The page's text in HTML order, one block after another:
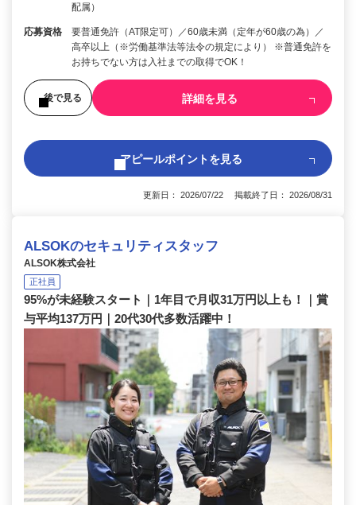
配属）
応募資格
要普通免許（AT限定可）／60歳未満（定年が60歳の為）／
高卒以上（※労働基準法等法令の規定により） ※普通免許を
お持ちでない方は入社までの取得でOK！
後で見る 詳細を見る
アピールポイントを見る
更新日： 2026/07/22 掲載終了日： 2026/08/31
ALSOKのセキュリティスタッフ
ALSOK株式会社
正社員
95%が未経験スタート｜1年目で月収31万円以上も！｜賞
与平均137万円｜20代30代多数活躍中！